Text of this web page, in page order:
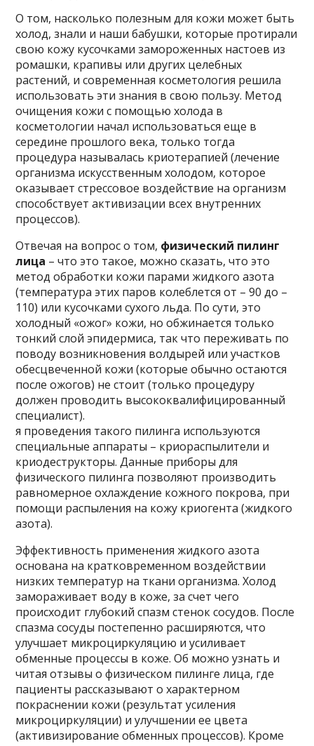
О том, насколько полезным для кожи может быть
холод, знали и наши бабушки, которые протирали
свою кожу кусочками замороженных настоев из
ромашки, крапивы или других целебных
растений, и современная косметология решила
использовать эти знания в свою пользу. Метод
очищения кожи с помощью холода в
косметологии начал использоваться еще в
середине прошлого века, только тогда
процедура называлась криотерапией (лечение
организма искусственным холодом, которое
оказывает стрессовое воздействие на организм
способствует активизации всех внутренних
процессов).
Отвечая на вопрос о том, физический пилинг
лица – что это такое, можно сказать, что это
метод обработки кожи парами жидкого азота
(температура этих паров колеблется от – 90 до –
110) или кусочками сухого льда. По сути, это
холодный «ожог» кожи, но обжинается только
тонкий слой эпидермиса, так что переживать по
поводу возникновения волдырей или участков
обесцвеченной кожи (которые обычно остаются
после ожогов) не стоит (только процедуру
должен проводить высококвалифицированный
специалист).
я проведения такого пилинга используются
специальные аппараты – криораспылители и
криодеструкторы. Данные приборы для
физического пилинга позволяют производить
равномерное охлаждение кожного покрова, при
помощи распыления на кожу криогента (жидкого
азота).
Эффективность применения жидкого азота
основана на кратковременном воздействии
низких температур на ткани организма. Холод
замораживает воду в коже, за счет чего
происходит глубокий спазм стенок сосудов. После
спазма сосуды постепенно расширяются, что
улучшает микроциркуляцию и усиливает
обменные процессы в коже. Об можно узнать и
читая отзывы о физическом пилинге лица, где
пациенты рассказывают о характерном
покраснении кожи (результат усиления
микроциркуляции) и улучшении ее цвета
(активизирование обменных процессов). Кроме